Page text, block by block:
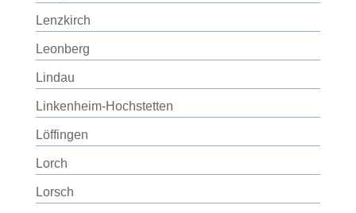
Lenzkirch
Leonberg
Lindau
Linkenheim-Hochstetten
Löffingen
Lorch
Lorsch